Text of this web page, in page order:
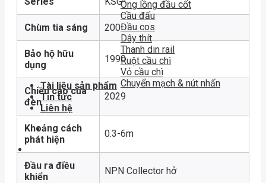
Ống lồng đầu cốt
Cầu đấu
Đầu cos
Dây thít
Thanh din rail
Ruột cầu chì
Vỏ cầu chì
Chuyển mạch & nút nhấn
Tài liệu sản phẩm
Tin tức
Liên hệ
Chùm tia sáng 200
Bảo hộ hữu
dụng
1990
Chiều cao của
đèn
2029
Khoảng cách
phát hiện
0.3-6m
Đầu ra điều
khiển
NPN Collector hở